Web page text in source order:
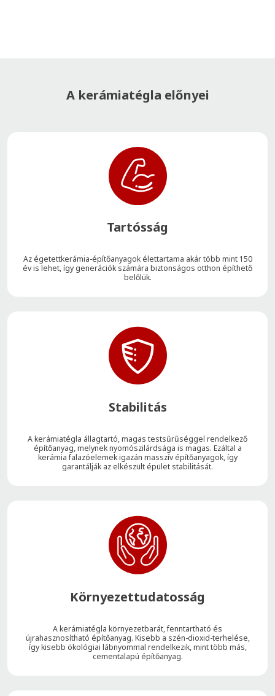
A kerámiatégla előnyei
Tartósság
Az égetettkerámia-építőanyagok élettartama akár több mint 150
év is lehet, így generációk számára biztonságos otthon építhető
belőlük.
Stabilitás
A kerámiatégla állagtartó, magas testsűrűséggel rendelkező
építőanyag, melynek nyomószilárdsága is magas. Ezáltal a
kerámia falazóelemek igazán masszív építőanyagok, így
garantálják az elkészült épület stabilitását.
Környezettudatosság
A kerámiatégla környezetbarát, fenntartható és
újrahasznosítható építőanyag. Kisebb a szén-dioxid-terhelése,
így kisebb ökológiai lábnyommal rendelkezik, mint több más,
cementalapú építőanyag.